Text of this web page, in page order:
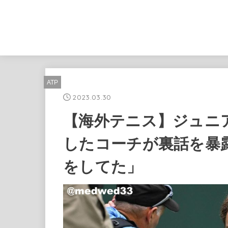
ATP
2023.03.30
【海外テニス】ジュ
したコーチが裏話を
をしてた」